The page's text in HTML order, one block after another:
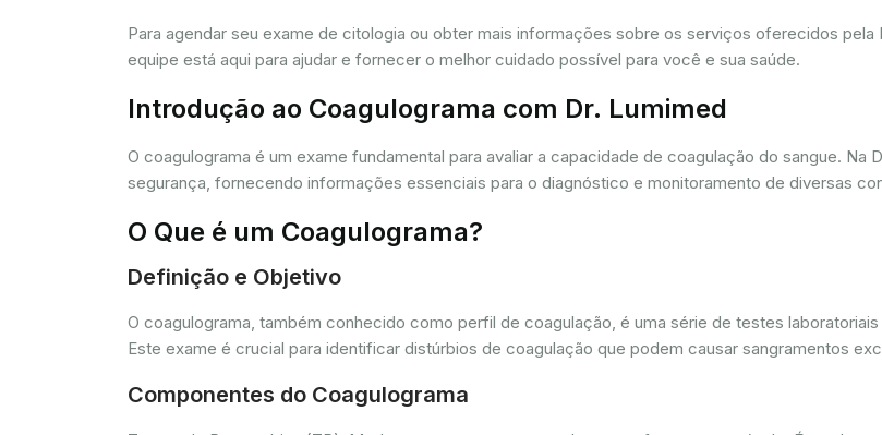
Para agendar seu exame de citologia ou obter mais informações sobre os serviços oferecidos
equipe está aqui para ajudar e fornecer o melhor cuidado possível para você e sua saúde.
Introdução ao Coagulograma com Dr. Lumimed
O coagulograma é um exame fundamental para avaliar a capacidade de coagulação do sangue.
segurança, fornecendo informações essenciais para o diagnóstico e monitoramento de diversas
O Que é um Coagulograma?
Definição e Objetivo
O coagulograma, também conhecido como perfil de coagulação, é uma série de testes
Este exame é crucial para identificar distúrbios de coagulação que podem causar sangramentos
Componentes do Coagulograma